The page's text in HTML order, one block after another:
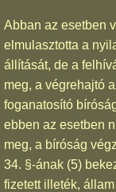
Abban az esetben
elmulasztotta a
állítását, de a
meg, a végrehajtó
foganatosító
ebben az esetben
meg, a bíróság
34. §-ának (5)
fizetett illeték,